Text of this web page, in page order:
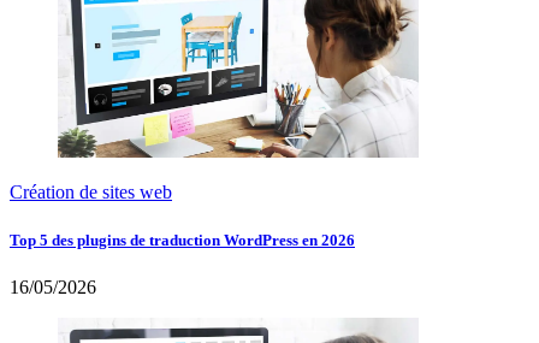
Création de sites web
Top 5 des plugins de traduction WordPress en 2026
16/05/2026